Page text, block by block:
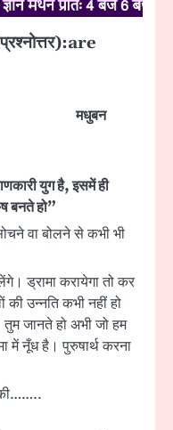
मधुबन
युग है, इसमें ही
बनते हो”
वा बोलने से कभी भी
ड्रामा करायेगा तो कर
उन्नति कभी नहीं हो
जानते हो अभी जो हम
में नूँध है। पुरुषार्थ करना